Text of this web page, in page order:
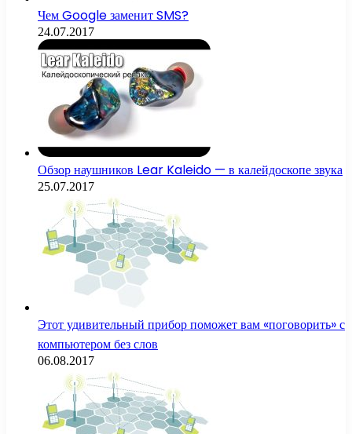
Чем Google заменит SMS?
24.07.2017
Обзор наушников Lear Kaleido — в калейдоскопе звука
25.07.2017
Этот удивительный прибор поможет вам «поговорить» с
компьютером без слов
06.08.2017